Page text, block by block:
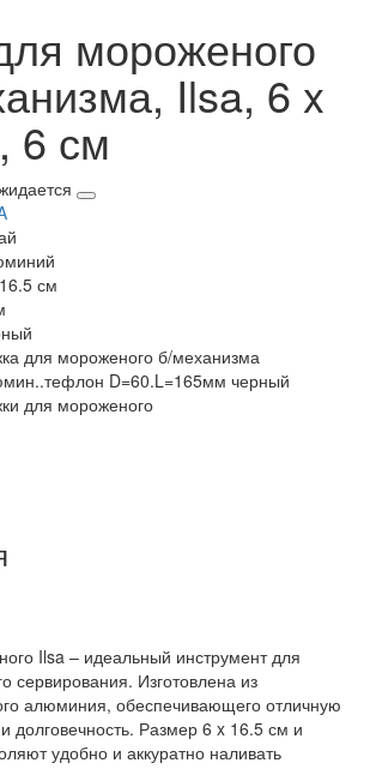
мороженого
Ilsa, 6 x
6 см
см
для мороженого б/механизма
D=60.L=165мм черный
для мороженого
Ilsa – идеальный инструмент для
сервирования. Изготовлена из
алюминия, обеспечивающего отличную
долговечность. Размер 6 x 16.5 см и
удобно и аккуратно наливать